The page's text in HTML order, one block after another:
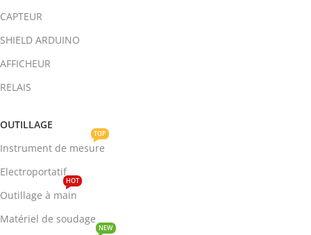
CAPTEUR
SHIELD ARDUINO
AFFICHEUR
RELAIS
OUTILLAGE
Instrument de mesure
TOP
Electroportatif
Outillage à main
HOT
Matériel de soudage
NEW